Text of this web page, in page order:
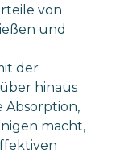
von
und
der
hinaus
Absorption,
macht,